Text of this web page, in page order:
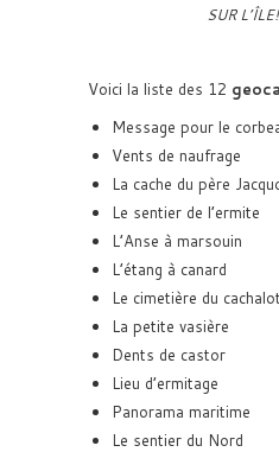
SUR L’ÎLE!
Voici la liste des 12
Message pour le
Vents de naufrage
La cache du père
Le sentier de l’ermite
L’Anse à marsouin
L’étang à canard
Le cimetière du cachalot
La petite vasière
Dents de castor
Lieu d’ermitage
Panorama maritime
Le sentier du Nord